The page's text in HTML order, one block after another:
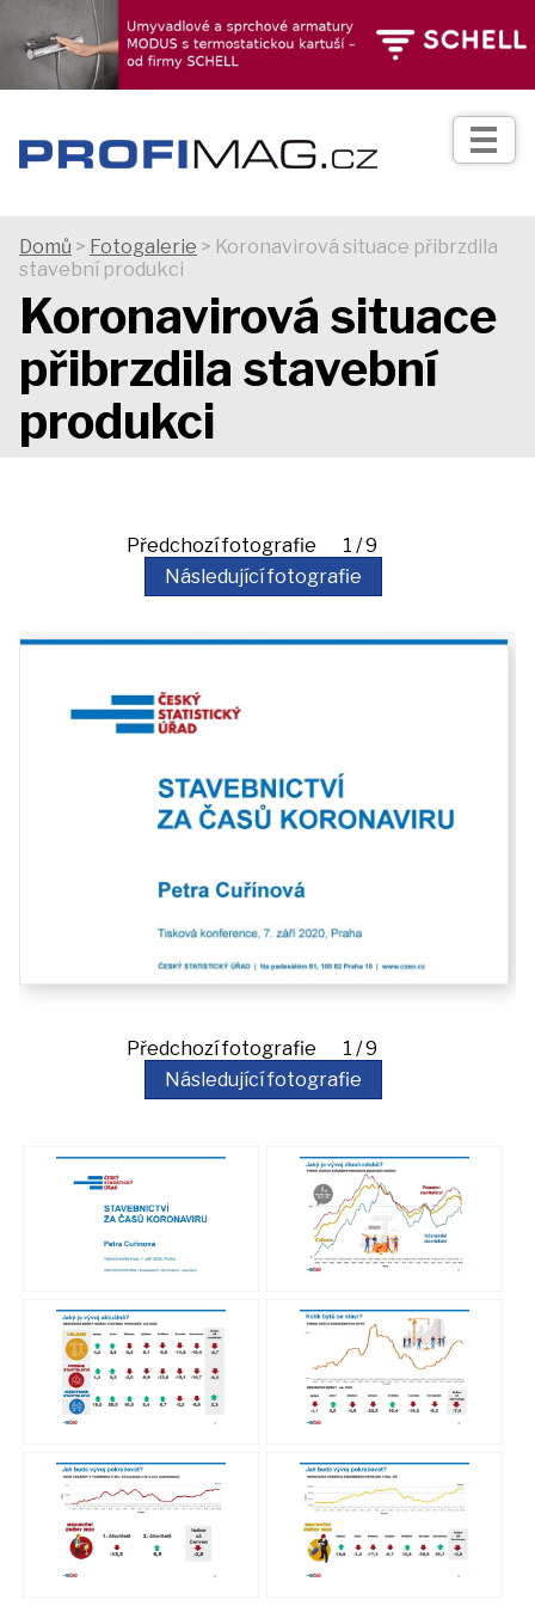
TIPY
Praxe
Fotogalerie
Produkty
Domů > Fotogalerie > Koronavirová situace přibrzdila
stavební produkci
Koronavirová situace
přibrzdila stavební
produkci
Předchozí fotografie 1 / 9
Následující fotografie
Předchozí fotografie 1 / 9
Následující fotografie